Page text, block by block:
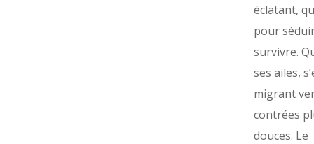
éclatant,
pour
survivre.
ses ailes,
migrant
contrées
douces. Le